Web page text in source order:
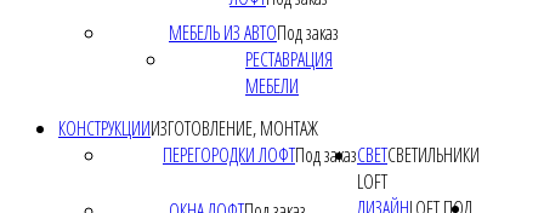
МЕБЕЛЬ ИЗ АВТОПод заказ
РЕСТАВРАЦИЯ
МЕБЕЛИ
КОНСТРУКЦИИИЗГОТОВЛЕНИЕ, МОНТАЖ
ПЕРЕГОРОДКИ ЛОФТПод заказСВЕТСВЕТИЛЬНИКИ
LOFT